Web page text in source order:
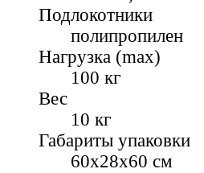
Подлокотники
полипропилен
Нагрузка (max)
100 кг
Вес
10 кг
Габариты упаковки
60х28х60 см